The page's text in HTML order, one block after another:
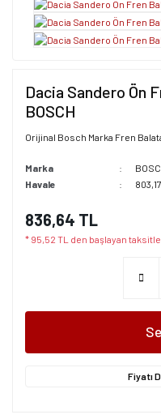
Dacia Sandero Ön
BOSCH
Orijinal Bosch Marka Fren
Marka
Havale
836,64 TL
* 95,52 TL den başlayan
Fiyatı